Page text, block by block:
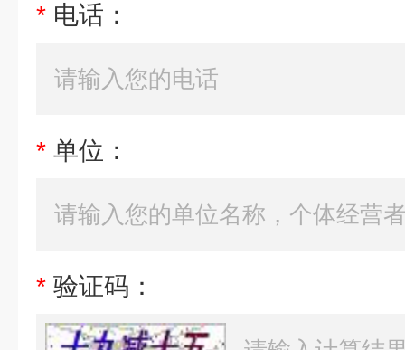
* 电话：
* 单位：
* 验证码：